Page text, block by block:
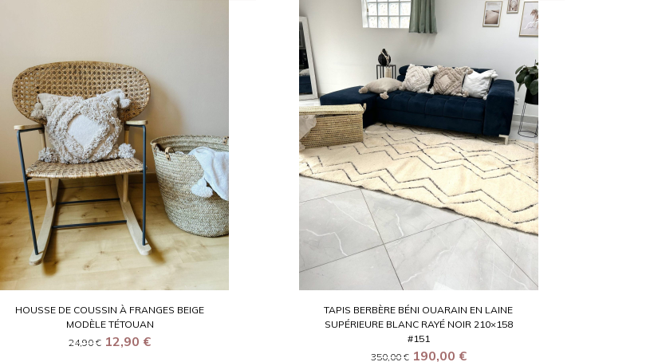
HOUSSE DE COUSSIN À FRANGES BEIGE
MODÈLE TÉTOUAN
24,90€ 12,90 €
TAPIS BERBÈRE BÉNI OUARAIN EN LAINE
SUPÉRIEURE BLANC RAYÉ NOIR 210×158
#151
350,00 € 190,00 €